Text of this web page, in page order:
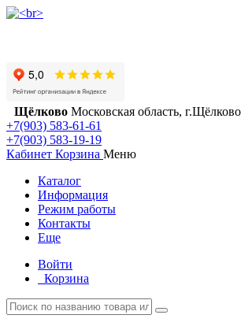
Щёлково Московская область,
+7(903) 583-61-61
+7(903) 583-19-19
Кабинет Корзина Меню
Каталог
Информация
Режим работы
Контакты
Еще
Войти
Корзина